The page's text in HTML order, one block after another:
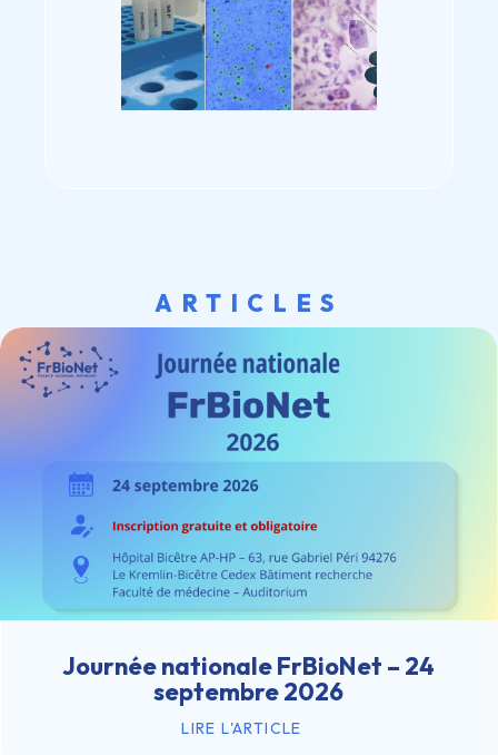
ARTICLES
Journée nationale FrBioNet – 24
septembre 2026
LIRE L'ARTICLE